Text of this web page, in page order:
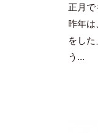
正月
昨年は
をし
う...